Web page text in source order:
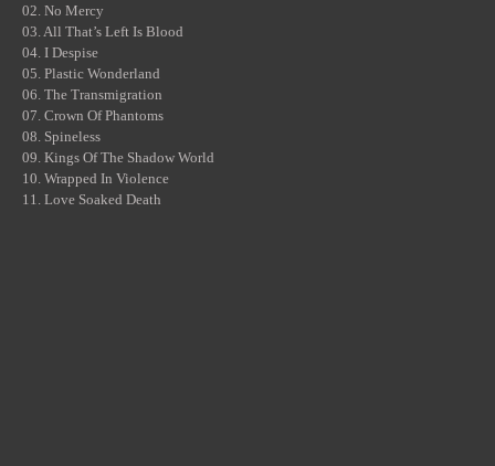
02. No Mercy
03. All That’s Left Is Blood
04. I Despise
05. Plastic Wonderland
06. The Transmigration
07. Crown Of Phantoms
08. Spineless
09. Kings Of The Shadow World
10. Wrapped In Violence
11. Love Soaked Death